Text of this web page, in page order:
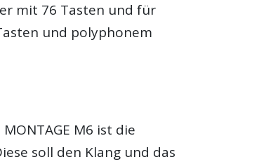
mit 76 Tasten und für
und polyphonem
M6 ist die
soll den Klang und das